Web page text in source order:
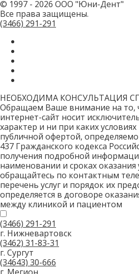
это
поле.
CAPTCHA
только
роботов!
© 1997 - 2026 ООО "Юни-Дент"
Все права защищены.
(3466) 291-291
НЕОБХОДИМА КОНСУЛЬТАЦИЯ
Обращаем Ваше внимание на то,
интернет-сайт носит
характер и ни при каких условиях
публичной офертой,
437 Гражданского кодекса
получения подробной
наименовании и сроках оказания
обращайтесь по контактным
перечень услуг и порядок их
определяется в договоре
между клиникой и пациентом
(3466) 291-291
г. Нижневартовск
(3462) 31-83-31
г. Сургут
(34643) 30-666